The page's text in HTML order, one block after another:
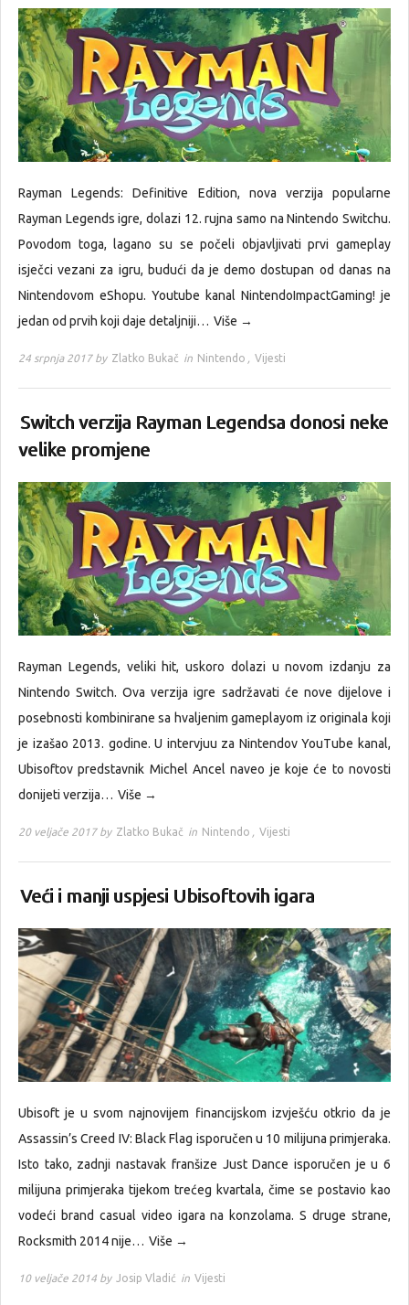
Rayman Legends: Definitive Edition, nova verzija popularne
Rayman Legends igre, dolazi 12. rujna samo na Nintendo Switchu.
Povodom toga, lagano su se počeli objavljivati prvi gameplay
isječci vezani za igru, budući da je demo dostupan od danas na
Nintendovom eShopu. Youtube kanal NintendoImpactGaming! je
jedan od prvih koji daje detaljniji… Više →
24 srpnja 2017 by Zlatko Bukač in Nintendo , Vijesti
Switch verzija Rayman Legendsa donosi neke
velike promjene
Rayman Legends, veliki hit, uskoro dolazi u novom izdanju za
Nintendo Switch. Ova verzija igre sadržavati će nove dijelove i
posebnosti kombinirane sa hvaljenim gameplayom iz originala koji
je izašao 2013. godine. U intervjuu za Nintendov YouTube kanal,
Ubisoftov predstavnik Michel Ancel naveo je koje će to novosti
donijeti verzija… Više →
20 veljače 2017 by Zlatko Bukač in Nintendo , Vijesti
Veći i manji uspjesi Ubisoftovih igara
Ubisoft je u svom najnovijem financijskom izvješću otkrio da je
Assassin’s Creed IV: Black Flag isporučen u 10 milijuna primjeraka.
Isto tako, zadnji nastavak franšize Just Dance isporučen je u 6
milijuna primjeraka tijekom trećeg kvartala, čime se postavio kao
vodeći brand casual video igara na konzolama. S druge strane,
Rocksmith 2014 nije… Više →
10 veljače 2014 by Josip Vladić in Vijesti